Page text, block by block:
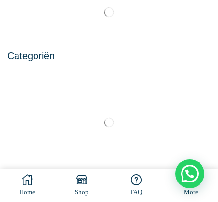
Home Shop FAQ More
Categoriën
© All rights reserved. Made by Ramaekers-Consultancy